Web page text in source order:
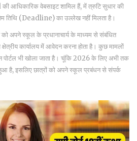
आधिकारिक वेबसाइट शामिल हैं, में त्रुटि सुधार की
तिथि (Deadline) का उल्लेख नहीं मिलता है।
को अपने स्कूल के प्रधानाचार्य के माध्यम से संबंधित
कार्यालय में आवेदन करना होता है। कुछ मामलों
पोर्टल भी खोला जाता है। चूंकि 2026 के लिए अभी तक
है, इसलिए छात्रों को अपने स्कूल प्रबंधन से संपर्क